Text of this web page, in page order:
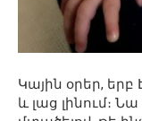
Կային օրեր, երբ
և լաց լինում։